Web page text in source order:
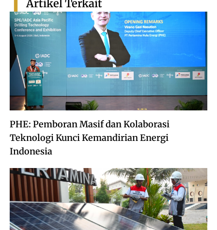
PHE: Pemboran Masif dan Kolaborasi
Teknologi Kunci Kemandirian Energi
Indonesia
Artikel Terkait